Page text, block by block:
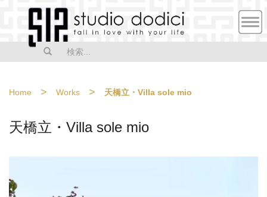
MEN
U
Home > Works > 天橋立・Villa sole mio
天橋立・Villa sole mio